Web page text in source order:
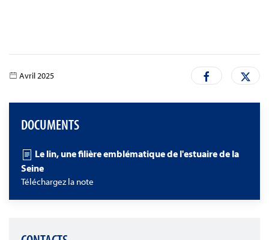
Avril 2025
DOCUMENTS
Le lin, une filière emblématique de l'estuaire de la
Seine
Téléchargez la note